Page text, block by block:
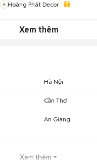
Hoàng Phát Decor
Xem thêm
Hà Nội
Cần Thơ
An Giang
Xem thêm